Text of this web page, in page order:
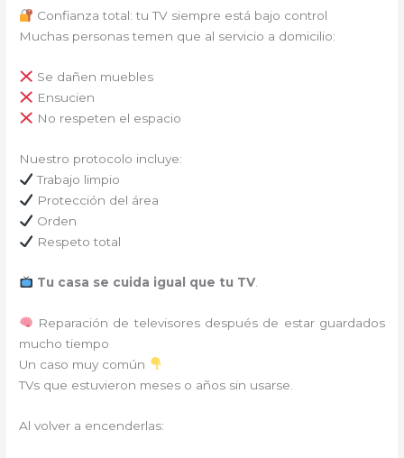
Confianza total: tu TV siempre está bajo control
Muchas personas temen que al servicio a domicilio:
Se dañen muebles
Ensucien
No respeten el espacio
Nuestro protocolo incluye:
Trabajo limpio
Protección del área
Orden
Respeto total
Tu casa se cuida igual que tu TV.
Reparación de televisores después de estar guardados
mucho tiempo
Un caso muy común
TVs que estuvieron meses o años sin usarse.
Al volver a encenderlas: